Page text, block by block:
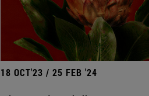
18 OCT'23 / 25 FEB '24